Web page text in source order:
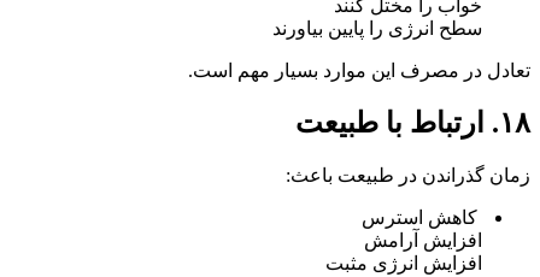
خواب را مختل کنند
سطح انرژی را پایین بیاورند
تعادل در مصرف این موارد بسیار مهم است.
۱۸. ارتباط با طبیعت
زمان گذراندن در طبیعت باعث:
کاهش استرس
افزایش آرامش
افزایش انرژی مثبت